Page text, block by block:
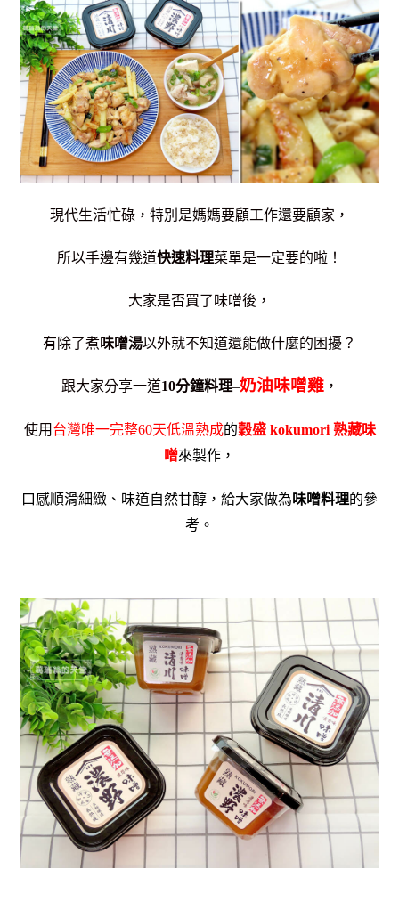
現代生活忙碌，特別是媽媽要顧工作還要顧家，
所以手邊有幾道快速料理菜單是一定要的啦！
大家是否買了味噌後，
有除了煮味噌湯以外就不知道還能做什麼的困擾？
跟大家分享一道10分鐘料理–奶油味噌雞，
使用 台灣唯一完整60天低溫熟成的穀盛 kokumori 熟藏味
噌來製作，
口感順滑細緻、味道自然甘醇， 給大家做為味噌料理的參
考。